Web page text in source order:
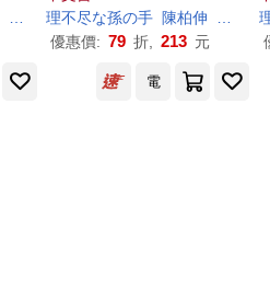
シロタカ
理不尽な孫の手 陳柏伸
シロタ
優惠價: 79 折, 213 元
電